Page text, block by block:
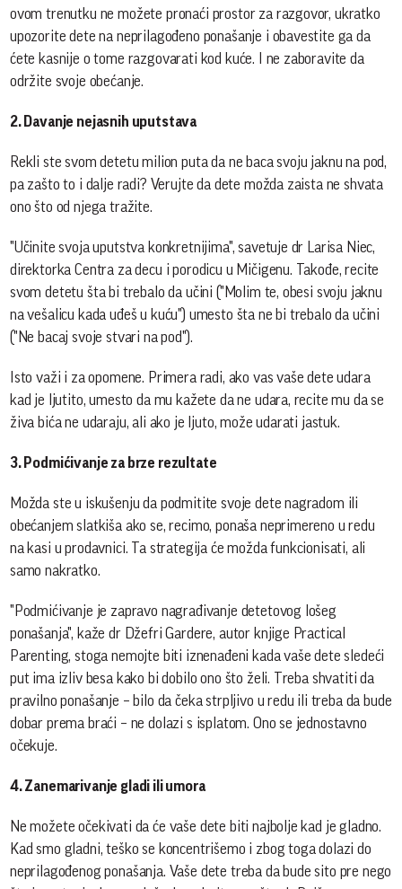
ovom trenutku ne možete pronaći prostor za razgovor, ukratko
upozorite dete na neprilagođeno ponašanje i obavestite ga da
ćete kasnije o tome razgovarati kod kuće. I ne zaboravite da
održite svoje obećanje.
2. Davanje nejasnih uputstava
Rekli ste svom detetu milion puta da ne baca svoju jaknu na pod,
pa zašto to i dalje radi? Verujte da dete možda zaista ne shvata
ono što od njega tražite.
"Učinite svoja uputstva konkretnijima", savetuje dr Larisa Niec,
direktorka Centra za decu i porodicu u Mičigenu. Takođe, recite
svom detetu šta bi trebalo da učini ("Molim te, obesi svoju jaknu
na vešalicu kada uđeš u kuću") umesto šta ne bi trebalo da učini
("Ne bacaj svoje stvari na pod").
Isto važi i za opomene. Primera radi, ako vas vaše dete udara
kad je ljutito, umesto da mu kažete da ne udara, recite mu da se
živa bića ne udaraju, ali ako je ljuto, može udarati jastuk.
3. Podmićivanje za brze rezultate
Možda ste u iskušenju da podmitite svoje dete nagradom ili
obećanjem slatkiša ako se, recimo, ponaša neprimereno u redu
na kasi u prodavnici. Ta strategija će možda funkcionisati, ali
samo nakratko.
"Podmićivanje je zapravo nagrađivanje detetovog lošeg
ponašanja", kaže dr Džefri Gardere, autor knjige Practical
Parenting, stoga nemojte biti iznenađeni kada vaše dete sledeći
put ima izliv besa kako bi dobilo ono što želi. Treba shvatiti da
pravilno ponašanje – bilo da čeka strpljivo u redu ili treba da bude
dobar prema braći – ne dolazi s isplatom. Ono se jednostavno
očekuje.
4. Zanemarivanje gladi ili umora
Ne možete očekivati da će vaše dete biti najbolje kad je gladno.
Kad smo gladni, teško se koncentrišemo i zbog toga dolazi do
neprilagođenog ponašanja. Vaše dete treba da bude sito pre nego